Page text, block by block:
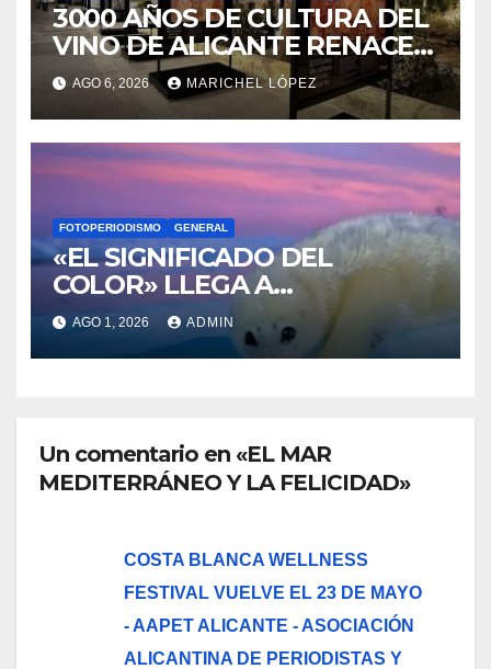
3000 AÑOS DE CULTURA DEL
VINO DE ALICANTE RENACEN
EN EL CASTILLO DE SANTA
BÁRBARA
AGO 6, 2026 MARICHEL LÓPEZ
FOTOPERIODISMO GENERAL
«EL SIGNIFICADO DEL
COLOR» LLEGA A
VILLAJOYOSA
AGO 1, 2026 ADMIN
Un comentario en «EL MAR
MEDITERRÁNEO Y LA FELICIDAD»
COSTA BLANCA WELLNESS
FESTIVAL VUELVE EL 23 DE MAYO
- AAPET ALICANTE - ASOCIACIÓN
ALICANTINA DE PERIODISTAS Y